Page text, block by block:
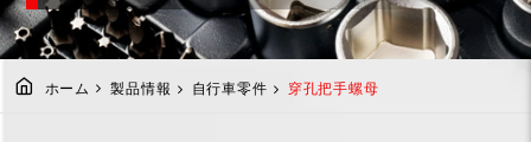
ホーム 製品情報 自行車零件 穿孔把手螺母